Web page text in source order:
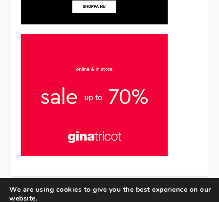
Upphovsrätt © 2025 | Alla rättigheter förbehållna.
We are using cookies to give you the best experience on our
website.